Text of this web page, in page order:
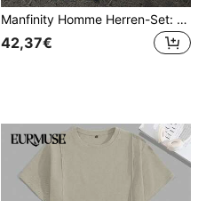
Manfinity Homme Herren-Set: Langarm-Hoodie und bedruckte Hose in Kontrastfarben, zweiteiliger Herren-Trainingsanzug
42,37€